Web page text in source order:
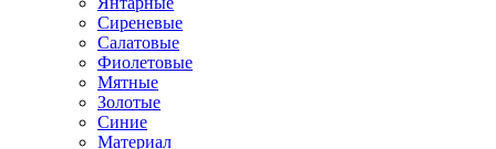
Сиреневые
Салатовые
Фиолетовые
Мятные
Золотые
Синие
Материал